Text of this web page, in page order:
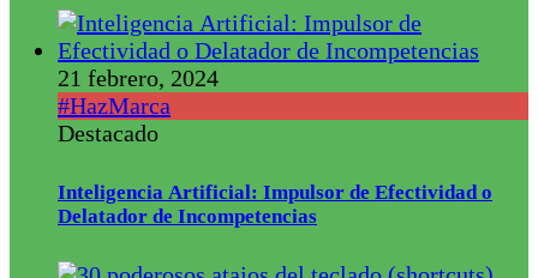
21 febrero, 2024
#HazMarca
Destacado
Inteligencia Artificial: Impulsor de Efectividad o
Delatador de Incompetencias